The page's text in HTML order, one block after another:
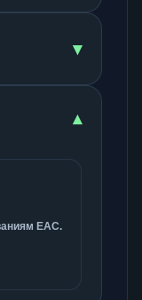
▾
▾
ЕАС.